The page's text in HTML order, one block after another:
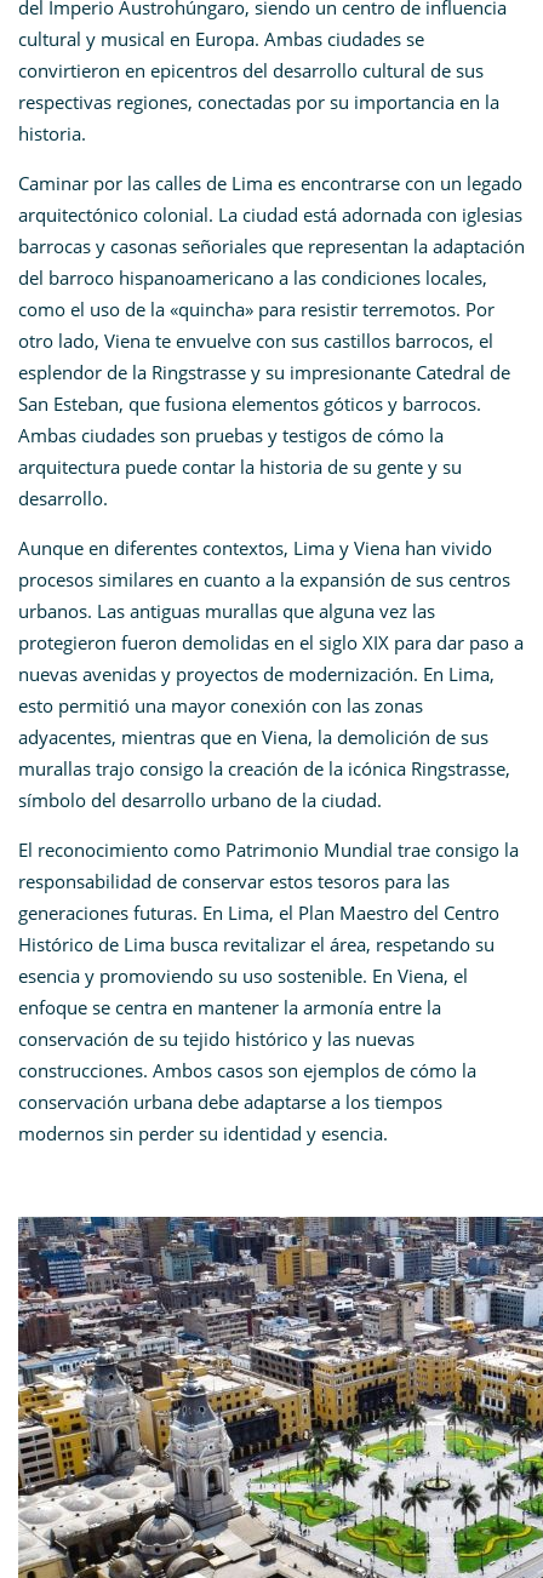
del Imperio Austrohúngaro, siendo un centro de influencia
cultural y musical en Europa. Ambas ciudades se
convirtieron en epicentros del desarrollo cultural de sus
respectivas regiones, conectadas por su importancia en la
historia.
Caminar por las calles de Lima es encontrarse con un legado
arquitectónico colonial. La ciudad está adornada con iglesias
barrocas y casonas señoriales que representan la adaptación
del barroco hispanoamericano a las condiciones locales,
como el uso de la «quincha» para resistir terremotos. Por
otro lado, Viena te envuelve con sus castillos barrocos, el
esplendor de la Ringstrasse y su impresionante Catedral de
San Esteban, que fusiona elementos góticos y barrocos.
Ambas ciudades son pruebas y testigos de cómo la
arquitectura puede contar la historia de su gente y su
desarrollo.
Aunque en diferentes contextos, Lima y Viena han vivido
procesos similares en cuanto a la expansión de sus centros
urbanos. Las antiguas murallas que alguna vez las
protegieron fueron demolidas en el siglo XIX para dar paso a
nuevas avenidas y proyectos de modernización. En Lima,
esto permitió una mayor conexión con las zonas
adyacentes, mientras que en Viena, la demolición de sus
murallas trajo consigo la creación de la icónica Ringstrasse,
símbolo del desarrollo urbano de la ciudad.
El reconocimiento como Patrimonio Mundial trae consigo la
responsabilidad de conservar estos tesoros para las
generaciones futuras. En Lima, el Plan Maestro del Centro
Histórico de Lima busca revitalizar el área, respetando su
esencia y promoviendo su uso sostenible. En Viena, el
enfoque se centra en mantener la armonía entre la
conservación de su tejido histórico y las nuevas
construcciones. Ambos casos son ejemplos de cómo la
conservación urbana debe adaptarse a los tiempos
modernos sin perder su identidad y esencia.